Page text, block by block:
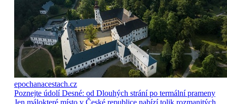
epochanacestach.cz
Poznejte údolí Desné: od Dlouhých strání po termální prameny
Jen málokteré místo v České republice nabízí tolik rozmanitých